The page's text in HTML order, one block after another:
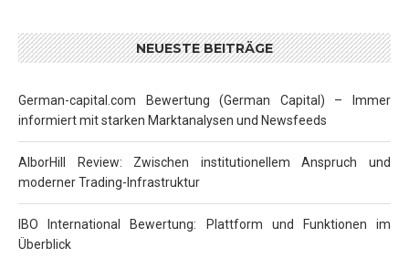
NEUESTE BEITRÄGE
German-capital.com Bewertung (German Capital) – Immer
informiert mit starken Marktanalysen und Newsfeeds
AlborHill Review: Zwischen institutionellem Anspruch und
moderner Trading-Infrastruktur
IBO International Bewertung: Plattform und Funktionen im
Überblick